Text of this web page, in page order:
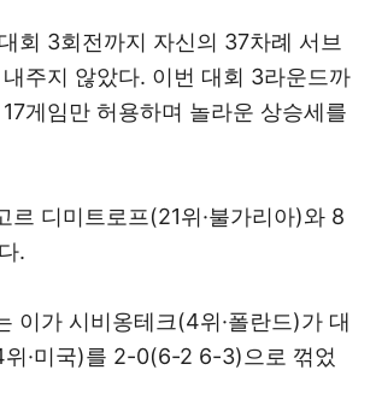
회 3회전까지 자신의 37차례 서브
주지 않았다. 이번 대회 3라운드까
게임만 허용하며 놀라운 상승세를
르 디미트로프(21위·불가리아)와 8
.
이가 시비옹테크(4위·폴란드)가 대
·미국)를 2-0(6-2 6-3)으로 꺾었